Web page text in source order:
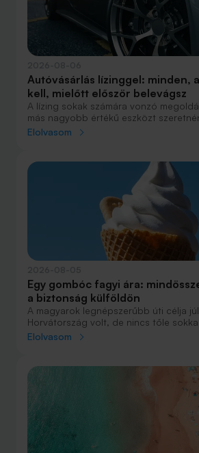
Autóvásárlás lízinggel: minden,
kell, mielőtt először belevágsz
A lízing sokak számára vonzó
más nagyobb értékű eszközt
anélkül, hogy azt egy összegben ki
fogalmak közül, amelyekkel biztosan
Elolvasom
Egy gombóc fagyi ára:
a biztonság külföldön
A magyarok legnépszerűbb úti célja
Horvátország volt, de nincs tőle
júniust megnyerő Olaszország sem. A
nyaralásnak, mint repülővel.
Elolvasom